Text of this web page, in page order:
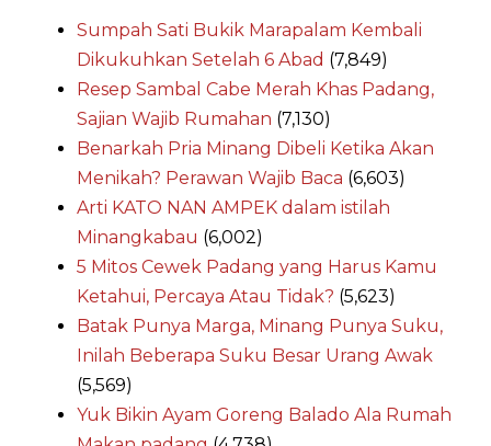
Sumpah Sati Bukik Marapalam Kembali
Dikukuhkan Setelah 6 Abad (7,849)
Resep Sambal Cabe Merah Khas Padang,
Sajian Wajib Rumahan (7,130)
Benarkah Pria Minang Dibeli Ketika Akan
Menikah? Perawan Wajib Baca (6,603)
Arti KATO NAN AMPEK dalam istilah
Minangkabau (6,002)
5 Mitos Cewek Padang yang Harus Kamu
Ketahui, Percaya Atau Tidak? (5,623)
Batak Punya Marga, Minang Punya Suku,
Inilah Beberapa Suku Besar Urang Awak
(5,569)
Yuk Bikin Ayam Goreng Balado Ala Rumah